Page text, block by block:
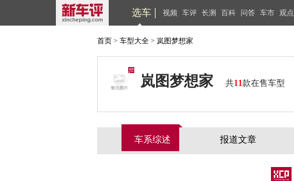
选车 视频 车评 长测 百科 问答 车市 观点
首页 > 车型大全 > 岚图梦想家
岚图梦想家 共11款在售车型
车系综述 报道文章